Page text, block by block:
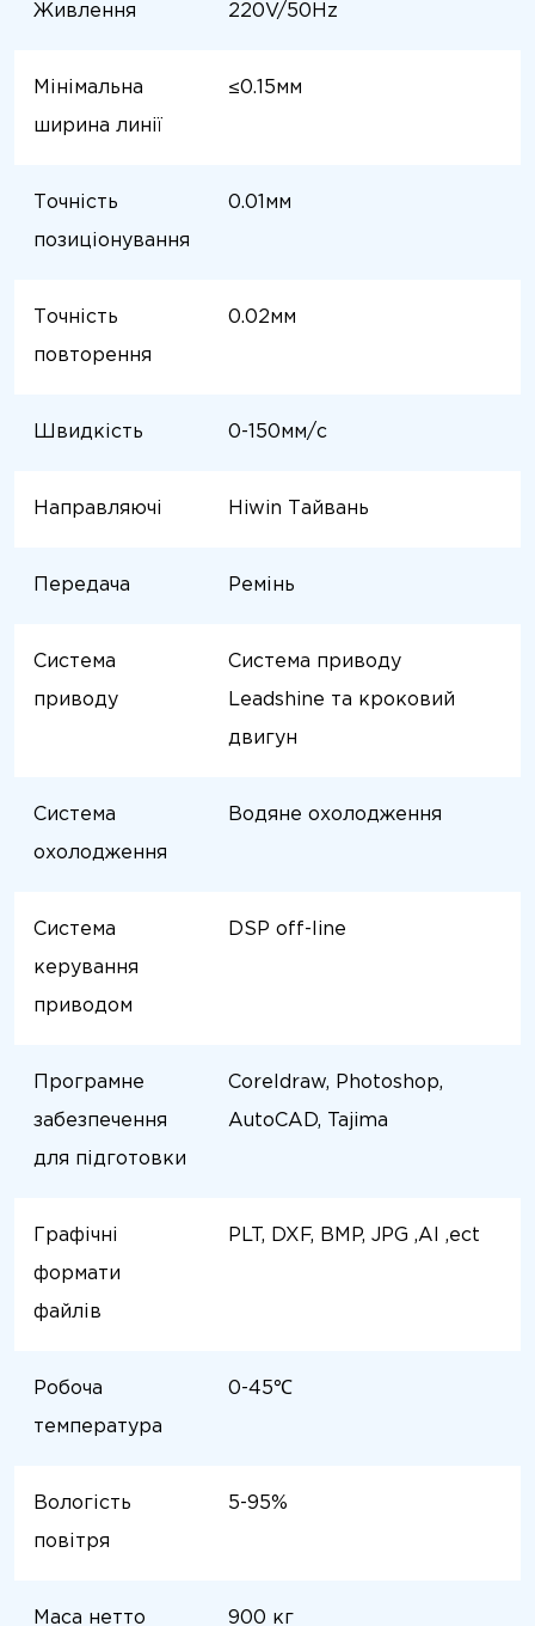
Живлення 220V/50Hz
Мінімальна
ширина линії
≤0.15мм
Точність
позиціонування
0.01мм
Точність
повторення
0.02мм
Швидкість 0-150мм/с
Направляючі Hiwin Тайвань
Передача Ремінь
Система
приводу
Система приводу
Leadshine та кроковий
двигун
Система
охолодження
Водяне охолодження
Система
керування
приводом
DSP off-line
Програмне
забезпечення
для підготовки
Coreldraw, Photoshop,
AutoCAD, Tajima
Графічні
формати
файлів
PLT, DXF, BMP, JPG ,AI ,ect
Робоча
температура
0-45℃
Вологість
повітря
5-95%
Маса нетто 900 кг